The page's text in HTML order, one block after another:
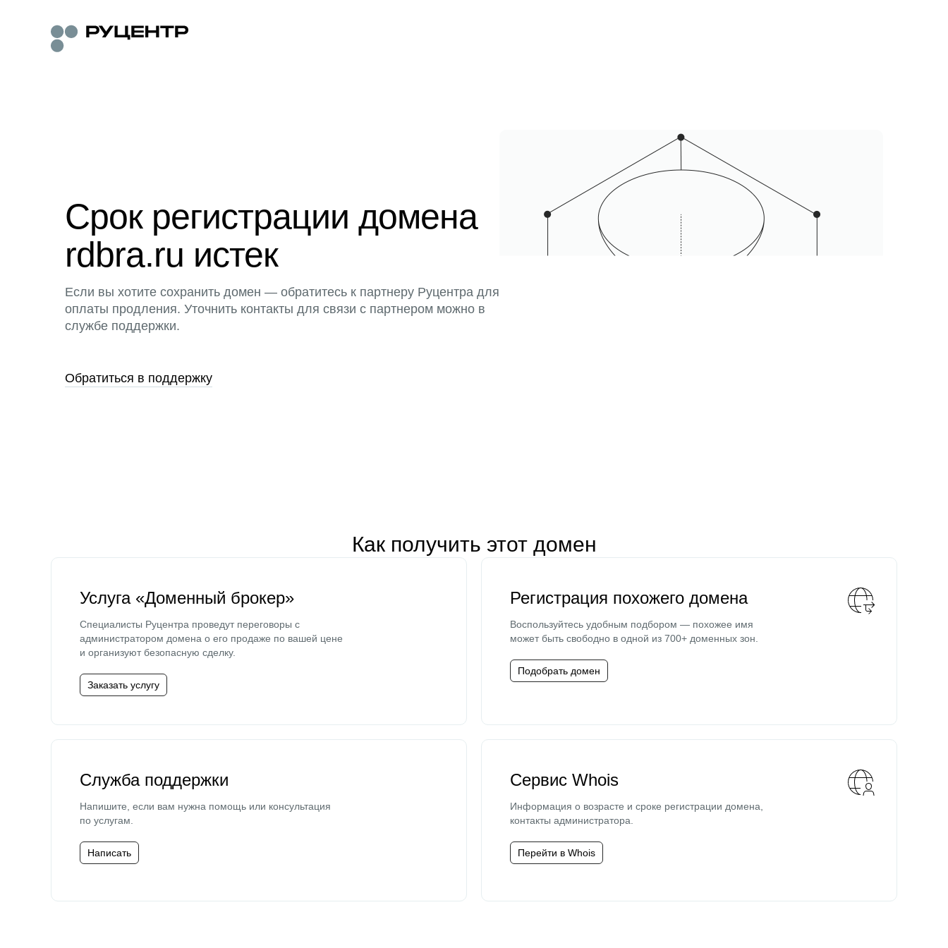
Срок регистрации домена
rdbra.ru истек
Если вы хотите сохранить домен — обратитесь к партнеру Руцентра для
оплаты продления. Уточнить контакты для связи с партнером можно в
службе поддержки.
Обратиться в поддержку
Как получить этот домен
Услуга «Доменный брокер»
Специалисты Руцентра проведут переговоры с
администратором домена о его продаже по вашей цене
и организуют безопасную сделку.
Заказать услугу
Регистрация похожего домена
Воспользуйтесь удобным подбором — похожее имя
может быть свободно в одной из 700+ доменных зон.
Подобрать домен
Служба поддержки
Напишите, если вам нужна помощь или консультация
по услугам.
Написать
Сервис Whois
Информация о возрасте и сроке регистрации домена,
контакты администратора.
Перейти в Whois